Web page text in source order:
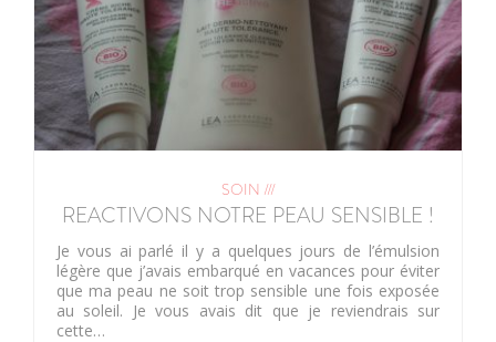
SOIN ///
REACTIVONS NOTRE PEAU SENSIBLE !
Je vous ai parlé il y a quelques jours de l’émulsion
légère que j’avais embarqué en vacances pour éviter
que ma peau ne soit trop sensible une fois exposée
au soleil. Je vous avais dit que je reviendrais sur
cette…